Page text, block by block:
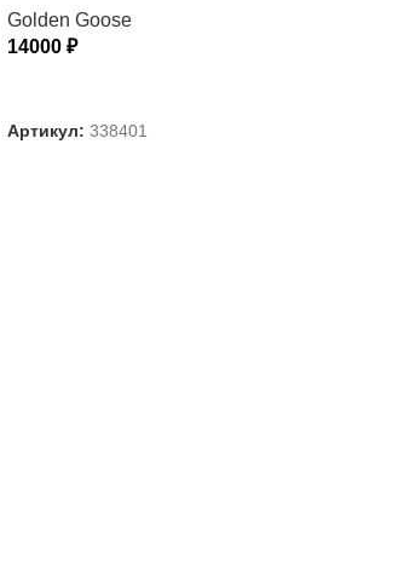
Golden Goose
14000 ₽
Артикул: 338401